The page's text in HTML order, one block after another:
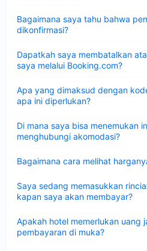
Bagaimana saya tahu bahwa
dikonfirmasi?
Dapatkah saya membatalkan
saya melalui Booking.com?
Apa yang dimaksud dengan
apa ini diperlukan?
Di mana saya bisa menemukan
menghubungi akomodasi?
Bagaimana cara melihat
Saya sedang memasukkan
kapan saya akan membayar?
Apakah hotel memerlukan uang
pembayaran di muka?